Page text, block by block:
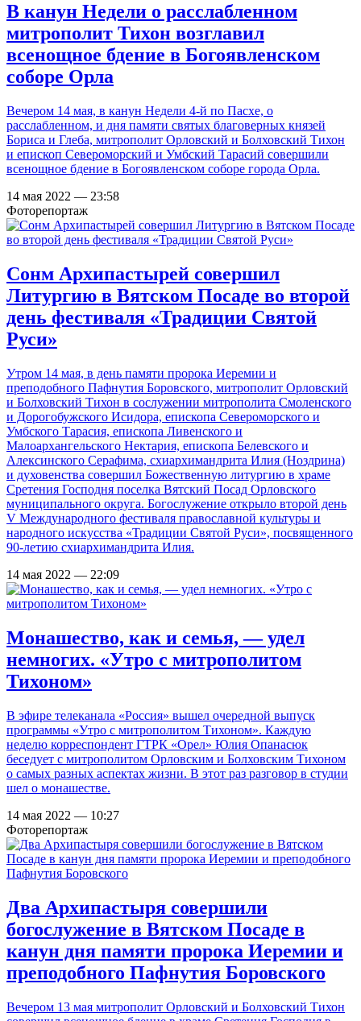
В канун Недели о расслабленном
митрополит Тихон возглавил
всенощное бдение в Богоявленском
соборе Орла
Вечером 14 мая, в канун Недели 4-й по Пасхе, о
расслабленном, и дня памяти святых благоверных князей
Бориса и Глеба, митрополит Орловский и Болховский Тихон
и епископ Североморский и Умбский Тарасий совершили
всенощное бдение в Богоявленском соборе города Орла.
14 мая 2022 — 23:58
Фоторепортаж
Сонм Архипастырей совершил
Литургию в Вятском Посаде во второй
день фестиваля «Традиции Святой
Руси»
Утром 14 мая, в день памяти пророка Иеремии и
преподобного Пафнутия Боровского, митрополит Орловский
и Болховский Тихон в сослужении митрополита Смоленского
и Дорогобужского Исидора, епископа Североморского и
Умбского Тарасия, епископа Ливенского и
Малоархангельского Нектария, епископа Белевского и
Алексинского Серафима, схиархимандрита Илия (Ноздрина)
и духовенства совершил Божественную литургию в храме
Сретения Господня поселка Вятский Посад Орловского
муниципального округа. Богослужение открыло второй день
V Международного фестиваля православной культуры и
народного искусства «Традиции Святой Руси», посвященного
90-летию схиархимандрита Илия.
14 мая 2022 — 22:09
Монашество, как и семья, — удел
немногих. «Утро с митрополитом
Тихоном»
В эфире телеканала «Россия» вышел очередной выпуск
программы «Утро с митрополитом Тихоном». Каждую
неделю корреспондент ГТРК «Орел» Юлия Опанасюк
беседует с митрополитом Орловским и Болховским Тихоном
о самых разных аспектах жизни. В этот раз разговор в студии
шел о монашестве.
14 мая 2022 — 10:27
Фоторепортаж
Два Архипастыря совершили
богослужение в Вятском Посаде в
канун дня памяти пророка Иеремии и
преподобного Пафнутия Боровского
Вечером 13 мая митрополит Орловский и Болховский Тихон